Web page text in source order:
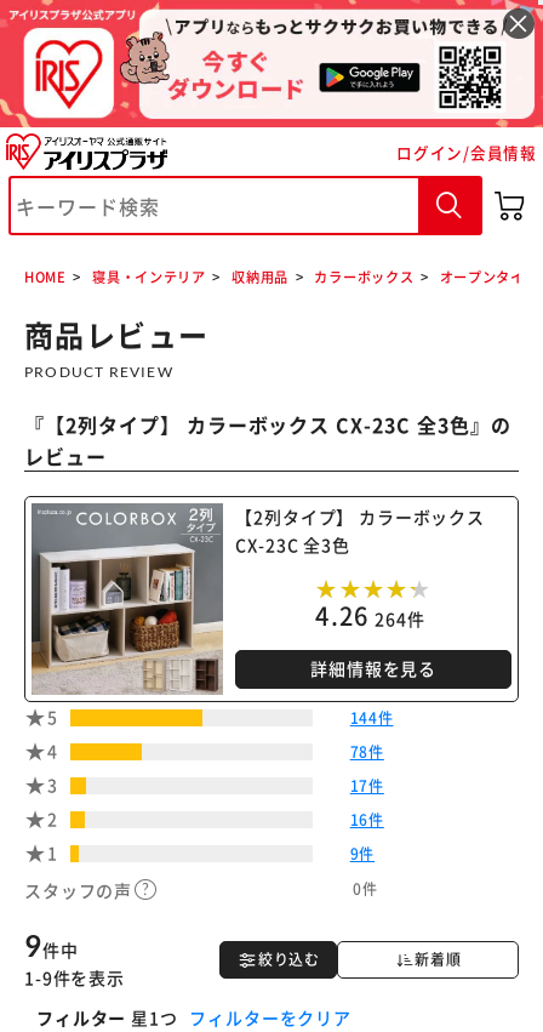
ログイン/会員情報
HOME 寝具・インテリア 収納用品 カラーボックス オープンタイプ
商品レビュー
PRODUCT REVIEW
『 【2列タイプ】 カラーボックス CX-23C 全3色』の
レビュー
【2列タイプ】 カラーボックス
CX-23C 全3色
4.26 264件
詳細情報を見る
5 144件
4 78件
3 17件
2 16件
1 9件
スタッフの声 0件
絞り込む 新着順
9件中
1-9件を表示
フィルター 星1つ フィルターをクリア
※ご確認ください
カートに入れる